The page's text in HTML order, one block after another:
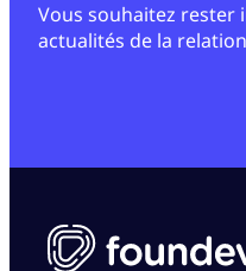
Vous souhaitez rester
actualités de la